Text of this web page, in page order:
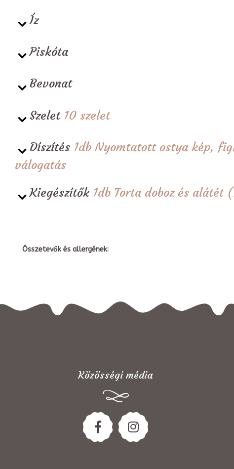
Íz
Piskóta
Bevonat
Szelet 10 szelet
Díszítés 1db Nyomtatott ostya kép,
válogatás
Kiegészítők 1db Torta doboz és alátét
Összetevők és allergének:
Közösségi média